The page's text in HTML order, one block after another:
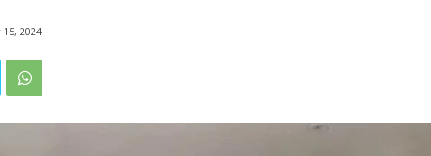
2024